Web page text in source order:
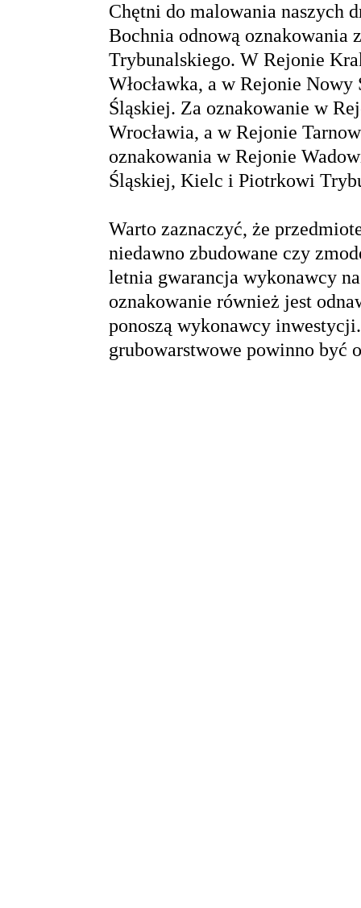
Chętni do malowania naszych
Bochnia odnową
Trybunalskiego. W Rejonie
Włocławka, a w Rejonie
Śląskiej. Za oznakowanie w
Wrocławia, a w Rejonie
oznakowania w Rejonie
Śląskiej, Kielc i Piotrkowi
Warto zaznaczyć, że
niedawno zbudowane czy
letnia gwarancja wykonawcy
oznakowanie również jest
ponoszą wykonawcy
grubowarstwowe powinno być